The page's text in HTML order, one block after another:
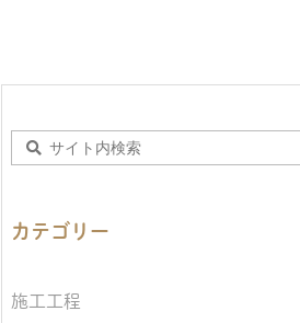
カテゴリー
施工工程